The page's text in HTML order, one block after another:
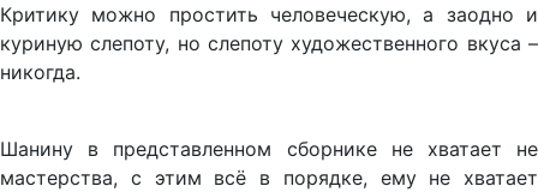
Критику можно простить человеческую, а заодно и
куриную слепоту, но слепоту художественного вкуса –
никогда.
Шанину в представленном сборнике не хватает не
мастерства, с этим всё в порядке, ему не хватает